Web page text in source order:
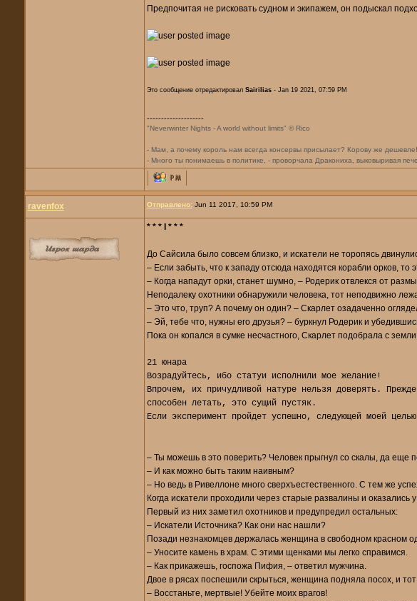
Предпочитая не рисковать судном и экипажем, он подыскал
Это сообщение отредактировал Sairilias- Jan 19 2021, 07:59 PM
--------------------
"Neverwinter Nights - A world without limits" © Rico
- Мам, а почему король нам всегда консервы присылает? Корову же дешевле!
- Много ты понимаешь в политике, - проворчала Дракониха, выковыривая
ravenfox Отправлено:Jun 11 2017, 10:59 PM
* * * I * * *
До Сайсила было совсем близко, и искатели не торопясь
– Если забыть, что к западу отсюда находятся корабли орков,
– Когда нападут орки, станет шумно, – Родерик отвлекся от
Неподалеку охотники обнаружили человека, тот неподвижно
– Это что, труп? А почему он один? – Скарлет озадаченно
– Эй, тебе что, нужны его друзья? – буркнул Родерик и
Пока он копался в сумке несчастного, Скарлет подобрала с
21 юнара
Возрадуйтесь, ибо статуи исполнили мое желание!
Впрочем, их причудливой натуре нельзя доверять.
способен летать, это сущий пустяк.
Если эксперимент пройдет успешно, следующей моей
– Ты можешь в это поверить? Человек прыгнул со скалы, да еще
– И как можно быть таким наивным?
– Но ведь в Ривеллоне много сверхъестественного. С тем же
Когда искатели проходили через старые развалины и
Первый из них заметил охотников и предупредил остальных:
– Искатели Источника? Как они нас нашли?
Позади незнакомцев держалась женщина в свободном красном
– Уносите камень в храм. С этими щенками мы легко справимся.
– Как прикажешь, госпожа Пифия, – ответил мужчина.
Двое в рясах поспешили скрыться, женщина подняла посох, и
– Восстаньте, мертвые! Убейте моих врагов!